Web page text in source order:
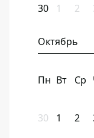
30 1 2
Октябрь
Пн Вт Ср
30 1 2